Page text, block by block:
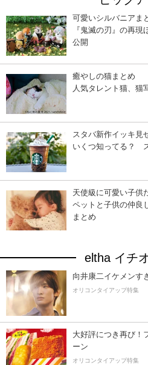
可愛いシルバニアま
『鬼滅の刃』の再
公開
癒やしの猫まとめ
人気タレント猫、猫
スタバ新作イッキ見
いくつ知ってる？
天使級に可愛い子供
ペットと子供の仲良
まとめ
eltha イチ
向井康二イケメンす
オリコンタイアップ特集
大好評につき再び！
ーン
オリコンタイアップ特集